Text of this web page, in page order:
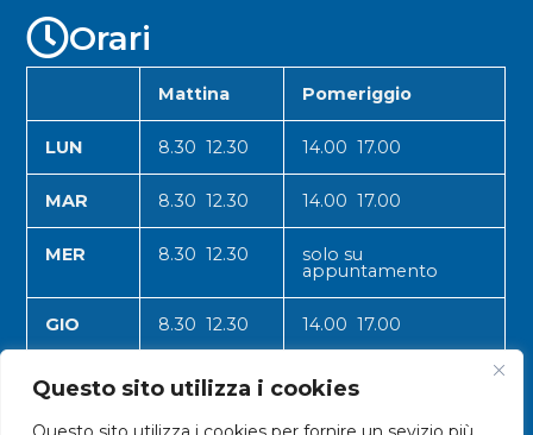
Questo sito utilizza i cookies
Orari
Mattina Pomeriggio
LUN 8.30 12.30 14.00 17.00
MAR 8.30 12.30 14.00 17.00
MER 8.30 12.30 solo su
appuntamento
GIO 8.30 12.30 14.00 17.00
VEN 8.30 12.30 14.00 17.00